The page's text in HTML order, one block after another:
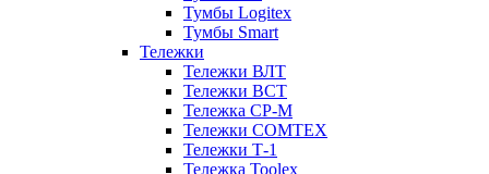
Тумбы Logitex
Тумбы Smart
Тележки
Тележки ВЛТ
Тележки ВСТ
Тележка СР-М
Тележки COMTEX
Тележки Т-1
Тележка Toolex